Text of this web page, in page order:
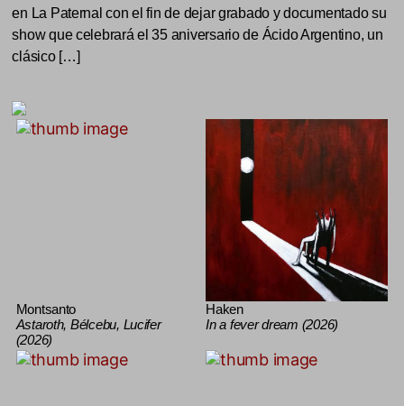
en La Paternal con el fin de dejar grabado y documentado su
show que celebrará el 35 aniversario de Ácido Argentino, un
clásico […]
Montsanto
Astaroth, Bélcebu, Lucifer
(2026)
Haken
In a fever dream (2026)